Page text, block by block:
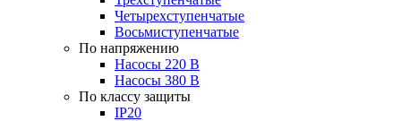
Четырехступенчатые
Восьмиступенчатые
По напряжению
Насосы 220 В
Насосы 380 В
По классу защиты
IP20